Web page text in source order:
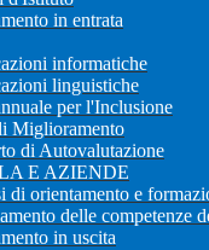
in entrata
informatiche
linguistiche
per l'Inclusione
Miglioramento
di Autovalutazione
E AZIENDE
di orientamento e
delle competenze
in uscita